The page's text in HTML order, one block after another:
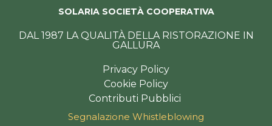
SOLARIA SOCIETÀ COOPERATIVA
DAL 1987 LA QUALITÀ DELLA RISTORAZIONE IN
GALLURA
Privacy Policy
Cookie Policy
Contributi Pubblici
Segnalazione Whistleblowing